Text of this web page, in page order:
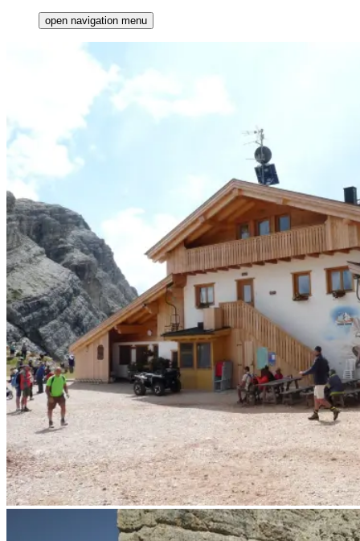
open navigation menu